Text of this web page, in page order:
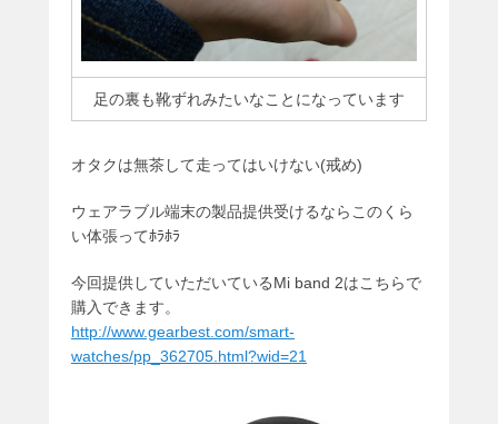
足の裏も靴ずれみたいなことになっています
オタクは無茶して走ってはいけない(戒め)
ウェアラブル端末の製品提供受けるならこのくら
い体張ってﾎﾗﾎﾗ
今回提供していただいているMi band 2はこちらで
購入できます。
http://www.gearbest.com/smart-
watches/pp_362705.html?wid=21